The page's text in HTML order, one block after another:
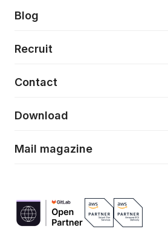
モダナイゼーション
特徴量エンジニアリングと生成AI
フロントエンド開発
当社が目指しているもの
Press release
News
Event/Seminer
Blog
Recruit
Contact
Download
Mail magazine